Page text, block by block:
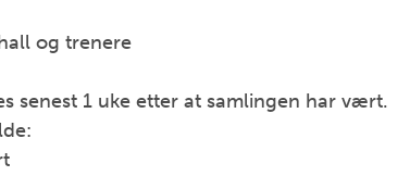
og trenere
senest 1 uke etter at samlingen har vært.